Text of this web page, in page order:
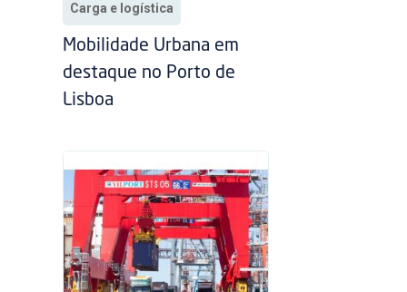
Carga e logística
Mobilidade Urbana em
destaque no Porto de
Lisboa